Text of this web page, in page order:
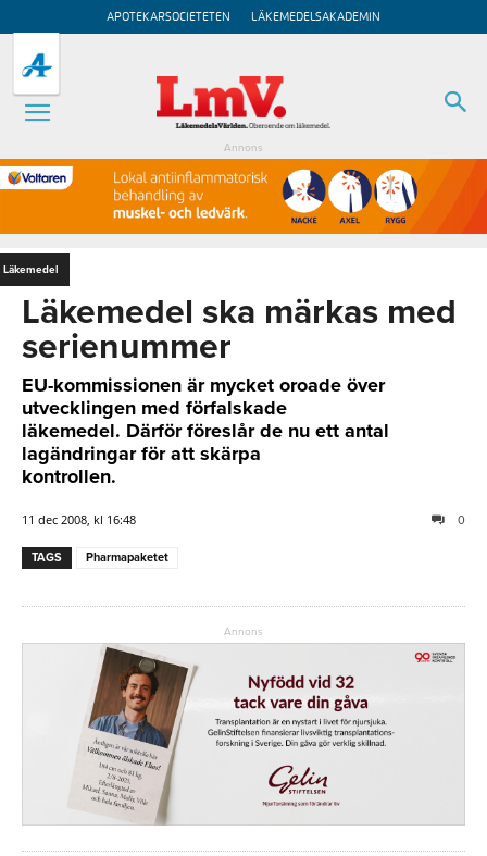
APOTEKARSOCIETETEN LÄKEMEDELSAKADEMIN
Annons
Läkemedel
Läkemedel ska märkas med
serienummer
EU-kommissionen är mycket oroade över
utvecklingen med förfalskade
läkemedel. Därför föreslår de nu ett antal
lagändringar för att skärpa
kontrollen.
11 dec 2008, kl 16:48 0
TAGS Pharmapaketet
Annons